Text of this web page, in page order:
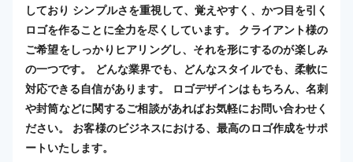
しており シンプルさを重視して、覚えやすく、かつ目を引く
ロゴを作ることに全力を尽くしています。 クライアント様の
ご希望をしっかりヒアリングし、それを形にするのが楽しみ
の一つです。 どんな業界でも、どんなスタイルでも、柔軟に
対応できる自信があります。 ロゴデザインはもちろん、名刺
や封筒などに関するご相談があればお気軽にお問い合わせく
ださい。 お客様のビジネスにおける、最高のロゴ作成をサポ
ートいたします。